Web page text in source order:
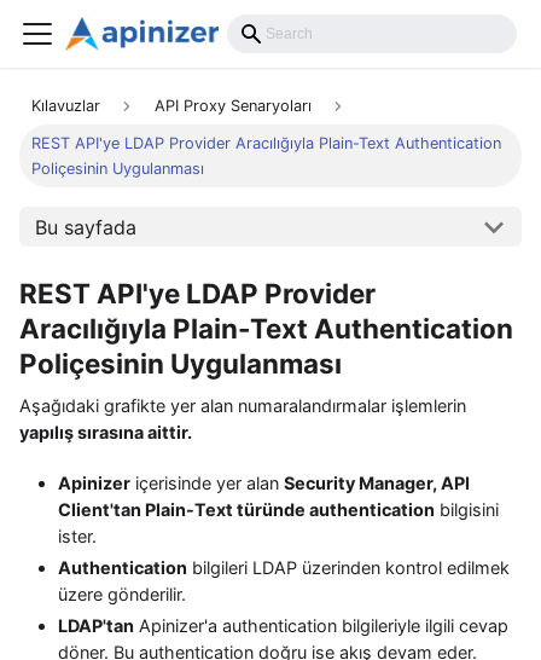
Kılavuzlar API Proxy Senaryoları
REST API'ye LDAP Provider Aracılığıyla Plain-Text Authentication
Poliçesinin Uygulanması
Bu sayfada
REST API'ye LDAP Provider
Aracılığıyla Plain-Text Authentication
Poliçesinin Uygulanması
Aşağıdaki grafikte yer alan numaralandırmalar işlemlerin
yapılış sırasına aittir.
Apinizer içerisinde yer alan Security Manager, API
Client'tan Plain-Text türünde authentication bilgisini
ister.
Authentication bilgileri LDAP üzerinden kontrol edilmek
üzere gönderilir.
LDAP'tan Apinizer'a authentication bilgileriyle ilgili cevap
döner. Bu authentication doğru ise akış devam eder.